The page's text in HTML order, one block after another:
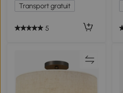
Transport gratuit
5